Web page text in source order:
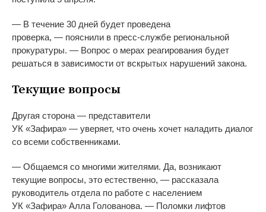
— В течение 30 дней будет проведена
проверка, — пояснили в пресс-службе региональной
прокуратуры. — Вопрос о мерах реагирования будет
решаться в зависимости от вскрытых нарушений закона.
Текущие вопросы
Другая сторона — представители
УК «Зафира» — уверяет, что очень хочет наладить диалог
со всеми собственниками.
— Общаемся со многими жителями. Да, возникают
текущие вопросы, это естественно, — рассказала
руководитель отдела по работе с населением
УК «Зафира» Алла Голованова. — Поломки лифтов